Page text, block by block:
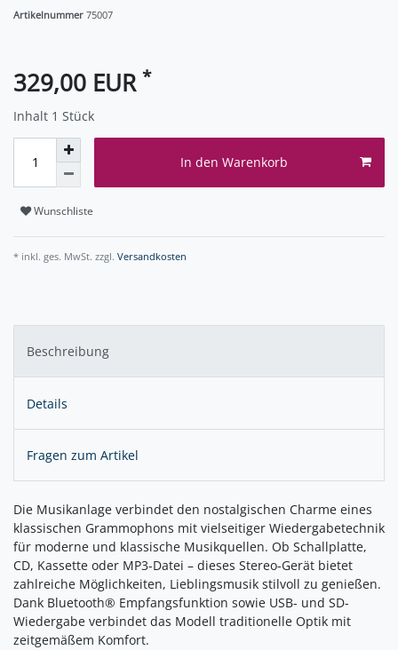
Artikelnummer 75007
329,00 EUR *
Inhalt 1 Stück
In den Warenkorb
Wunschliste
* inkl. ges. MwSt. zzgl. Versandkosten
Beschreibung
Details
Fragen zum Artikel
Die Musikanlage verbindet den nostalgischen Charme eines
klassischen Grammophons mit vielseitiger Wiedergabetechnik
für moderne und klassische Musikquellen. Ob Schallplatte,
CD, Kassette oder MP3-Datei – dieses Stereo-Gerät bietet
zahlreiche Möglichkeiten, Lieblingsmusik stilvoll zu genießen.
Dank Bluetooth® Empfangsfunktion sowie USB- und SD-
Wiedergabe verbindet das Modell traditionelle Optik mit
zeitgemäßem Komfort.